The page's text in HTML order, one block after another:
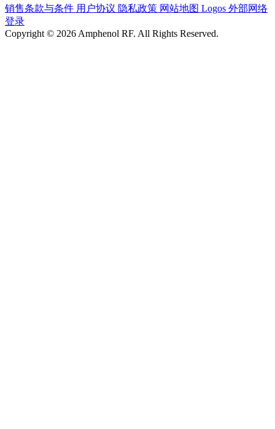
销售条款与条件 用户协议 隐私政策 网站地图 Logos 外部网络
登录
Copyright © 2026 Amphenol RF. All Rights Reserved.